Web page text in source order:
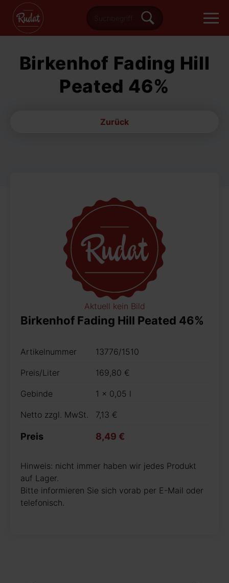
Birkenhof Fading Hill
Peated 46%
Zurück
Aktuell kein Bild
Birkenhof Fading Hill Peated 46%
Artikelnummer 13776/1510
Preis/Liter 169,80 €
Gebinde 1 x 0,05 l
Netto zzgl. MwSt. 7,13 €
Preis 8,49 €
Hinweis: nicht immer haben wir jedes Produkt
auf Lager.
Bitte informieren Sie sich vorab per E-Mail oder
telefonisch.